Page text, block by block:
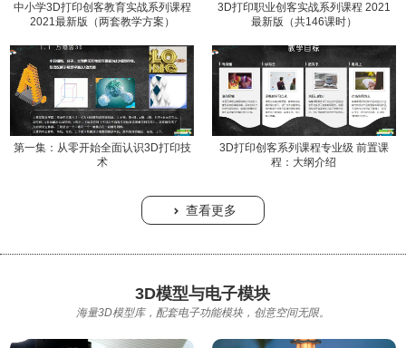
中小学3D打印创客教育实战系列课程
2021最新版（两套教学方案）
3D打印职业创客实战系列课程 2021
最新版（共146课时）
第一集：从零开始全面认识3D打印技
术
3D打印创客系列课程专业级 前置课
程：大纲介绍
 查看更多
3D模型与电子模块
海量3D模型库，配套电子功能模块，创意空间无限。